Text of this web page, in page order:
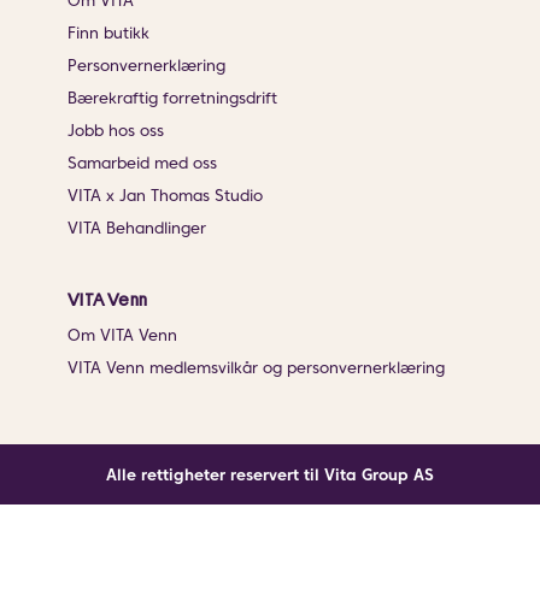
Finn butikk
Personvernerklæring
Bærekraftig forretningsdrift
Jobb hos oss
Samarbeid med oss
VITA x Jan Thomas Studio
VITA Behandlinger
VITA Venn
Om VITA Venn
VITA Venn medlemsvilkår og personvernerklæring
Alle rettigheter reservert til Vita Group AS